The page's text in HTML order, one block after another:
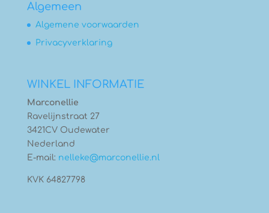
Algemeen
Algemene voorwaarden
Privacyverklaring
WINKEL INFORMATIE
Marconellie
Ravelijnstraat 27
3421CV Oudewater
Nederland
E-mail: nelleke@marconellie.nl
KVK 64827798